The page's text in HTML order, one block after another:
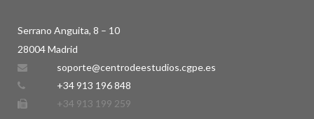
Serrano Anguita, 8 – 10
28004 Madrid
soporte@centrodeestudios.cgpe.es
+34 913 196 848
+34 913 199 259